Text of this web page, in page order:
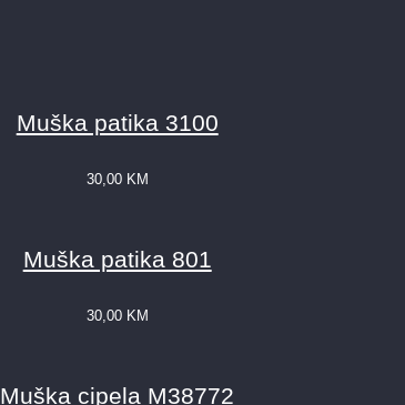
Muška patika 3100
30,00 KM
Muška patika 801
30,00 KM
Muška cipela M38772